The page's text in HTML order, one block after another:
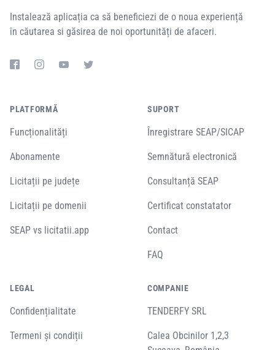
Instalează aplicația ca să beneficiezi de o noua experiență
în căutarea si găsirea de noi oportunități de afaceri.
PLATFORMĂ
Funcționalități
Abonamente
Licitații pe județe
Licitații pe domenii
SEAP vs licitatii.app
SUPORT
Înregistrare SEAP/SICAP
Semnătură electronică
Consultanță SEAP
Certificat constatator
Contact
FAQ
LEGAL
Confidențialitate
Termeni și condiții
COMPANIE
TENDERFY SRL
Calea Obcinilor 1,2,3